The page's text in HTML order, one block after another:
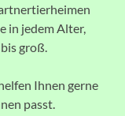
in jedem Alter,
groß.
Ihnen gerne
passt.